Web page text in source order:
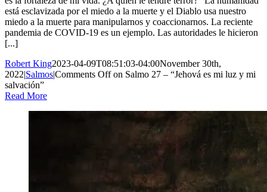
está esclavizada por el miedo a la muerte y el Diablo usa nuestro
miedo a la muerte para manipularnos y coaccionarnos. La reciente
pandemia de COVID-19 es un ejemplo. Las autoridades le hicieron
[...]
Robert King2023-04-09T08:51:03-04:00November 30th,
2022|Salmos|Comments Offon Salmo 27 – “Jehová es mi luz y mi
salvación”
Read More